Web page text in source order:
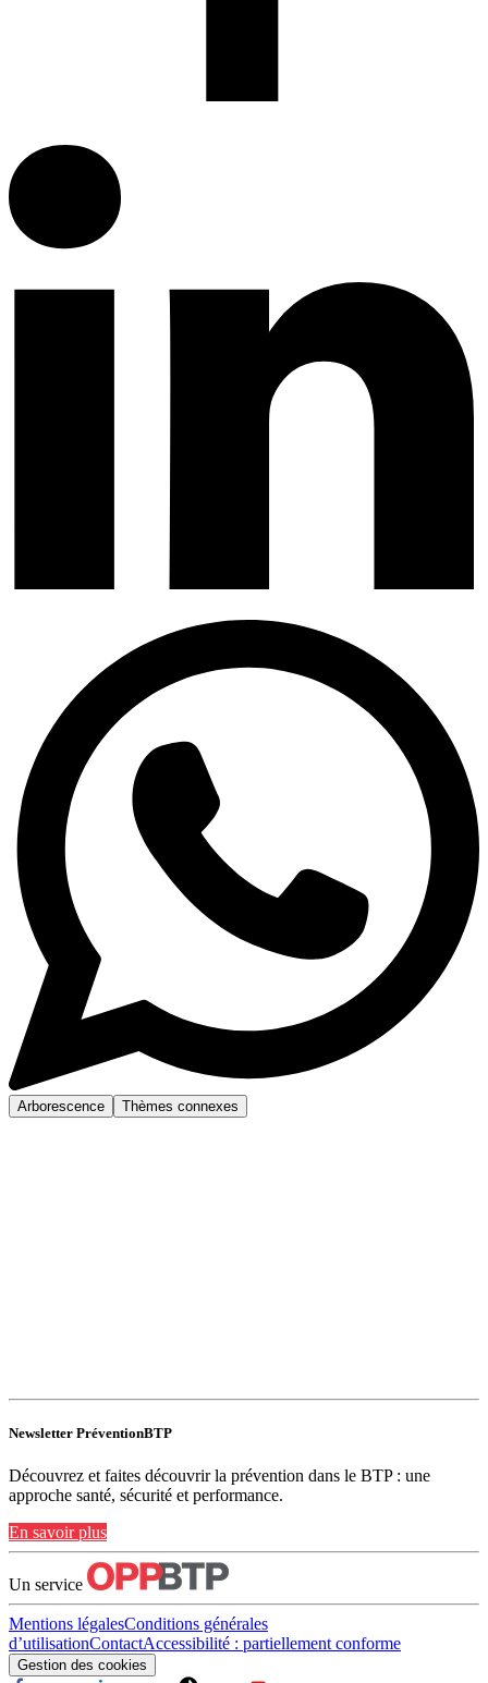
Arborescence Thèmes connexes
Newsletter PréventionBTP
Découvrez et faites découvrir la prévention dans le BTP : une
approche santé, sécurité et performance.
En savoir plus
Un service
Mentions légalesConditions générales
d’utilisationContactAccessibilité : partiellement conforme
Gestion des cookies